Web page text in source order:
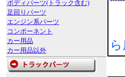
ボディパーツ(トラック含む)
足回りパーツ
エンジン系パーツ
コンポーネント
カー用品
カー用品以外